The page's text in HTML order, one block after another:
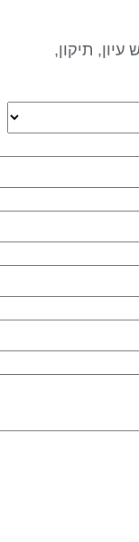
תיקון,